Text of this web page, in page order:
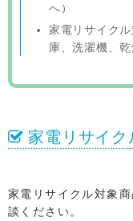
へ）
家電リサイク
庫、洗濯機、乾
家電リサイク
家電リサイクル対象
談ください。